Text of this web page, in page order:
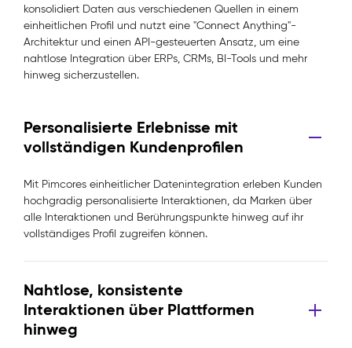
konsolidiert Daten aus verschiedenen Quellen in einem
einheitlichen Profil und nutzt eine "Connect Anything"-
Architektur und einen API-gesteuerten Ansatz, um eine
nahtlose Integration über ERPs, CRMs, BI-Tools und mehr
hinweg sicherzustellen.
Personalisierte Erlebnisse mit
vollständigen Kundenprofilen
Mit Pimcores einheitlicher Datenintegration erleben Kunden
hochgradig personalisierte Interaktionen, da Marken über
alle Interaktionen und Berührungspunkte hinweg auf ihr
vollständiges Profil zugreifen können.
Nahtlose, konsistente
Interaktionen über Plattformen
hinweg